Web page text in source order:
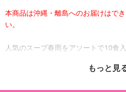
本商品は沖縄・離島へのお届けはで
い。
人気のスープ春雨をアソートで10食
味、グリーンカレー風味。各2食入り
もっと見